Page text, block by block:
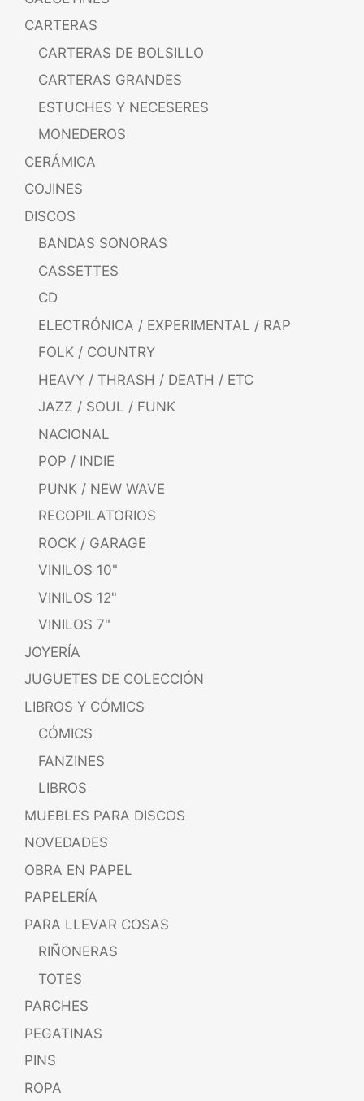
CARTERAS
CARTERAS DE BOLSILLO
CARTERAS GRANDES
ESTUCHES Y NECESERES
MONEDEROS
CERÁMICA
COJINES
DISCOS
BANDAS SONORAS
CASSETTES
CD
ELECTRÓNICA / EXPERIMENTAL / RAP
FOLK / COUNTRY
HEAVY / THRASH / DEATH / ETC
JAZZ / SOUL / FUNK
NACIONAL
POP / INDIE
PUNK / NEW WAVE
RECOPILATORIOS
ROCK / GARAGE
VINILOS 10"
VINILOS 12"
VINILOS 7"
JOYERÍA
JUGUETES DE COLECCIÓN
LIBROS Y CÓMICS
CÓMICS
FANZINES
LIBROS
MUEBLES PARA DISCOS
NOVEDADES
OBRA EN PAPEL
PAPELERÍA
PARA LLEVAR COSAS
RIÑONERAS
TOTES
PARCHES
PEGATINAS
PINS
ROPA